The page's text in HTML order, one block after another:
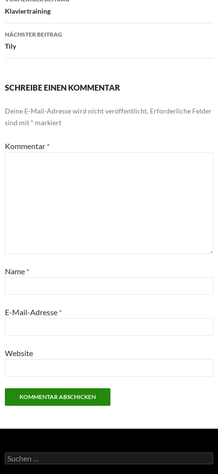
Klaviertraining
NÄCHSTER BEITRAG
Tily
SCHREIBE EINEN KOMMENTAR
Deine E-Mail-Adresse wird nicht veröffentlicht. Erforderliche Felder
sind mit * markiert
Kommentar *
Name *
E-Mail-Adresse *
Website
Suchen
nach: